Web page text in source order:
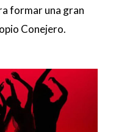
formar una gran
Conejero.